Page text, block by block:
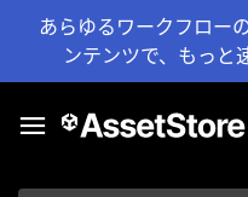
あらゆるワークフロー
ンテンツで、もっと